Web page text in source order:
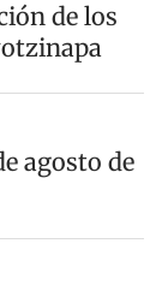
de los
agosto de